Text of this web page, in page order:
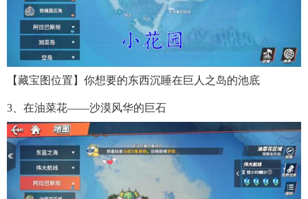
【藏宝图位置】你想要的东西沉睡在巨人之岛的池底
3、在油菜花——沙漠风华的巨石